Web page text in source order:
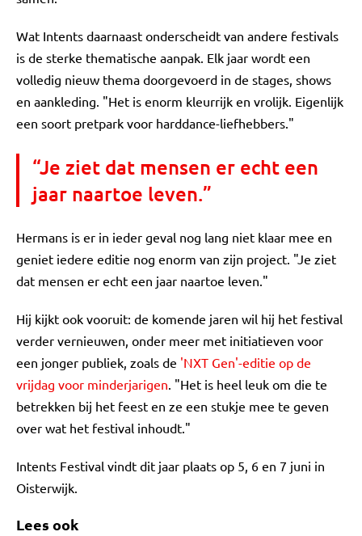
Wat Intents daarnaast onderscheidt van andere festivals
is de sterke thematische aanpak. Elk jaar wordt een
volledig nieuw thema doorgevoerd in de stages, shows
en aankleding. "Het is enorm kleurrijk en vrolijk. Eigenlijk
een soort pretpark voor harddance-liefhebbers."
“Je ziet dat mensen er echt een
jaar naartoe leven.”
Hermans is er in ieder geval nog lang niet klaar mee en
geniet iedere editie nog enorm van zijn project. "Je ziet
dat mensen er echt een jaar naartoe leven."
Hij kijkt ook vooruit: de komende jaren wil hij het festival
verder vernieuwen, onder meer met initiatieven voor
een jonger publiek, zoals de 'NXT Gen'-editie op de
vrijdag voor minderjarigen. "Het is heel leuk om die te
betrekken bij het feest en ze een stukje mee te geven
over wat het festival inhoudt."
Intents Festival vindt dit jaar plaats op 5, 6 en 7 juni in
Oisterwijk.
Lees ook